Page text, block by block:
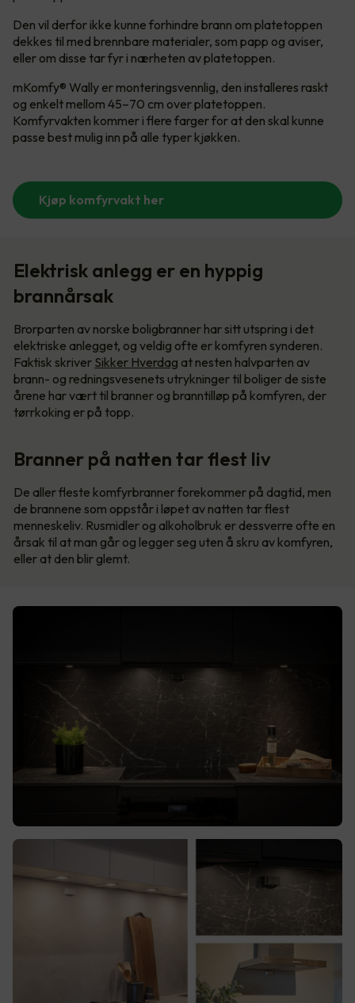
Den vil derfor ikke kunne forhindre brann om platetoppen
dekkes til med brennbare materialer, som papp og aviser,
eller om disse tar fyr i nærheten av platetoppen.
mKomfy® Wally er monteringsvennlig, den installeres raskt
og enkelt mellom 45–70 cm over platetoppen.
Komfyrvakten kommer i flere farger for at den skal kunne
passe best mulig inn på alle typer kjøkken.
Kjøp komfyrvakt her
Elektrisk anlegg er en hyppig
brannårsak
Brorparten av norske boligbranner har sitt utspring i det
elektriske anlegget, og veldig ofte er komfyren synderen.
Faktisk skriver Sikker Hverdag at nesten halvparten av
brann- og redningsvesenets utrykninger til boliger de siste
årene har vært til branner og branntilløp på komfyren, der
tørrkoking er på topp.
Branner på natten tar flest liv
De aller fleste komfyrbranner forekommer på dagtid, men
de brannene som oppstår i løpet av natten tar flest
menneskeliv. Rusmidler og alkoholbruk er dessverre ofte en
årsak til at man går og legger seg uten å skru av komfyren,
eller at den blir glemt.